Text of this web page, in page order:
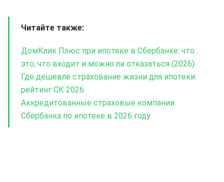
Читайте также:
ДомКлик Плюс при ипотеке в Сбербанке: что
это, что входит и можно ли отказаться (2026)
Где дешевле страхование жизни для ипотеки:
рейтинг СК 2026
Аккредитованные страховые компании
Сбербанка по ипотеке в 2026 году